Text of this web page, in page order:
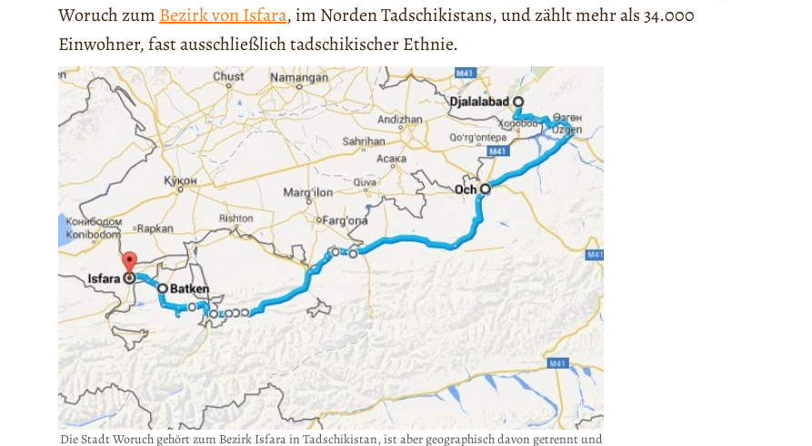
Woruch zum Bezirk von Isfara, im Norden Tadschikistans, und zählt mehr als 34.000
Einwohner, fast ausschließlich tadschikischer Ethnie.
Die Stadt Woruch gehört zum Bezirk Isfara in Tadschikistan, ist aber geographisch davon getrennt und